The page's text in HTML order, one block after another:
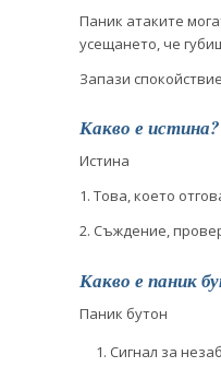
Паник атаките
усещането, че
Запази
Какво е
Истина
1. Това, което
2. Съждение,
Какво е паник
Паник бутон
Сигнал за